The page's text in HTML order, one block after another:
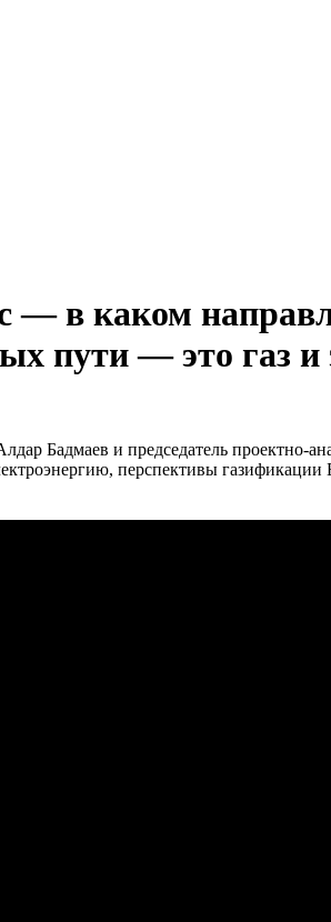
— в каком
пути — это газ и
Бадмаев и председатель проектно-
перспективы